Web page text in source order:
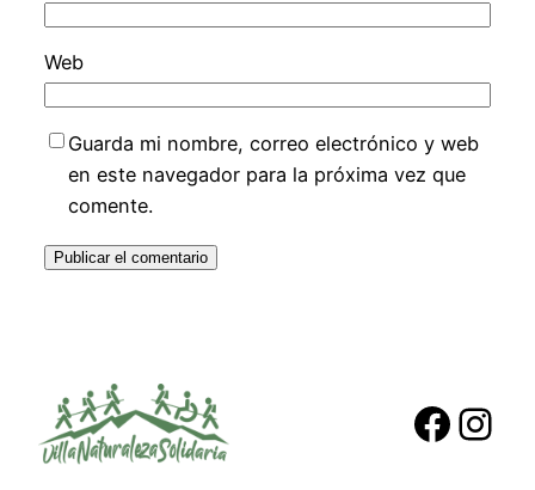
Web
Guarda mi nombre, correo electrónico y web
en este navegador para la próxima vez que
comente.
https://